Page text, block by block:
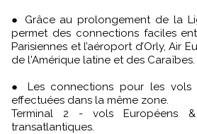
● Grâce au prolongement de la
permet des connections faciles
Parisiennes et l’aéroport d’Orly, Air
de l'Amérique latine et des Caraïbes.
● Les connections pour les vols
effectuées dans la même zone.
Terminal 2 - vols Européens
transatlantiques.